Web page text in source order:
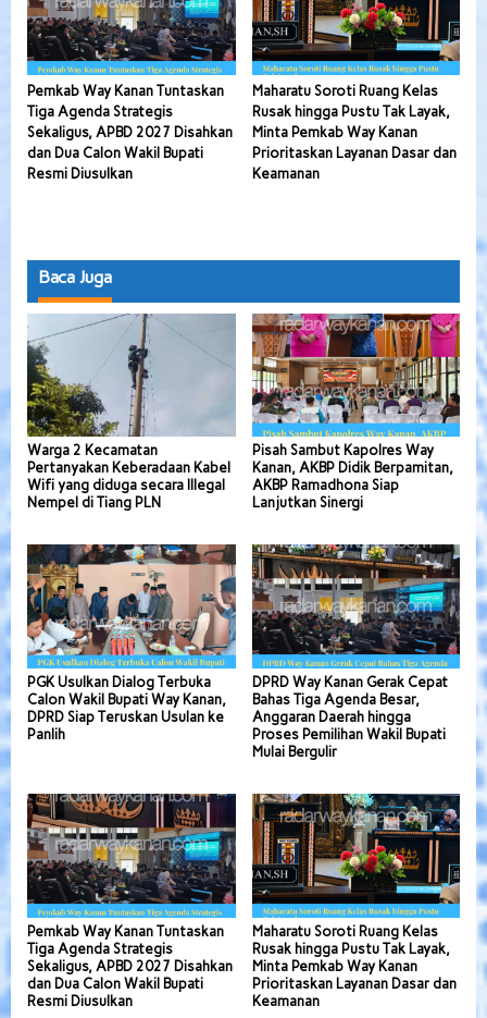
Pemkab Way Kanan Tuntaskan
Tiga Agenda Strategis
Sekaligus, APBD 2027 Disahkan
dan Dua Calon Wakil Bupati
Resmi Diusulkan
Maharatu Soroti Ruang Kelas
Rusak hingga Pustu Tak Layak,
Minta Pemkab Way Kanan
Prioritaskan Layanan Dasar dan
Keamanan
Baca Juga
Warga 2 Kecamatan
Pertanyakan Keberadaan Kabel
Wifi yang diduga secara Illegal
Nempel di Tiang PLN
Pisah Sambut Kapolres Way
Kanan, AKBP Didik Berpamitan,
AKBP Ramadhona Siap
Lanjutkan Sinergi
PGK Usulkan Dialog Terbuka
Calon Wakil Bupati Way Kanan,
DPRD Siap Teruskan Usulan ke
Panlih
DPRD Way Kanan Gerak Cepat
Bahas Tiga Agenda Besar,
Anggaran Daerah hingga
Proses Pemilihan Wakil Bupati
Mulai Bergulir
Pemkab Way Kanan Tuntaskan
Tiga Agenda Strategis
Sekaligus, APBD 2027 Disahkan
dan Dua Calon Wakil Bupati
Resmi Diusulkan
Maharatu Soroti Ruang Kelas
Rusak hingga Pustu Tak Layak,
Minta Pemkab Way Kanan
Prioritaskan Layanan Dasar dan
Keamanan